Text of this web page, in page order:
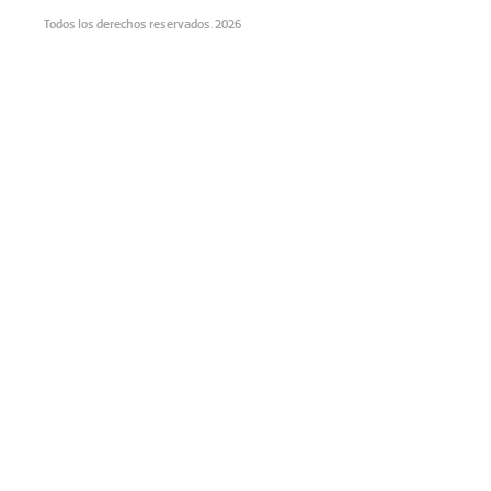
Todos los derechos reservados. 2026